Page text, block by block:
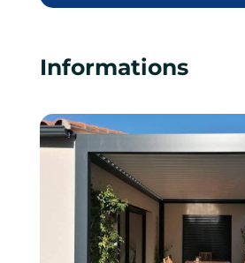
Informations